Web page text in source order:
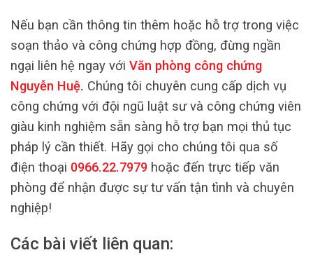
Nếu bạn cần thông tin thêm hoặc hỗ trợ trong việc
soạn thảo và công chứng hợp đồng, đừng ngần
ngại liên hệ ngay với Văn phòng công chứng
Nguyễn Huệ. Chúng tôi chuyên cung cấp dịch vụ
công chứng với đội ngũ luật sư và công chứng viên
giàu kinh nghiệm sẵn sàng hỗ trợ bạn mọi thủ tục
pháp lý cần thiết. Hãy gọi cho chúng tôi qua số
điện thoại 0966.22.7979 hoặc đến trực tiếp văn
phòng để nhận được sự tư vấn tận tình và chuyên
nghiệp!
Các bài viết liên quan: